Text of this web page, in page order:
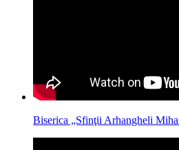
Biserica „Sfinţii Arhangheli